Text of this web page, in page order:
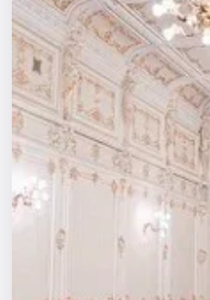
Квесты
Экскурсии
Спорт
События